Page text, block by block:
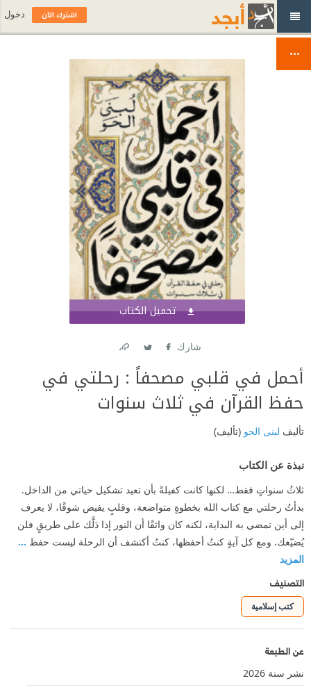
تحميل الكتاب
شارك
Facebook
Twitter
أحمل في قلبي مصحفاً : رحلتي في
حفظ القرآن في ثلاث سنوات
تأليف لبنى الحو (تأليف)
نبذة عن الكتاب
ثلاثُ سنواتٍ فقط… لكنها كانت كفيلةً بأن تعيد تشكيل حياتي من الداخل.
بدأتُ رحلتي مع كتاب الله بخطوةٍ متواضعة، وقلبٍ يفيض شوقًا، لا يعرف
إلى أين تمضي به البداية، لكنه كان واثقًا أن النور إذا دَلَّك على طريقٍ فلن
يُضيّعك. ومع كل آيةٍ كنتُ أحفظها، كنتُ أكتشف أن الرحلة ليست حفظ ...
المزيد
التصنيف
كتب إسلامية
عن الطبعة
نشر سنة 2026
اشترك الآن دخول